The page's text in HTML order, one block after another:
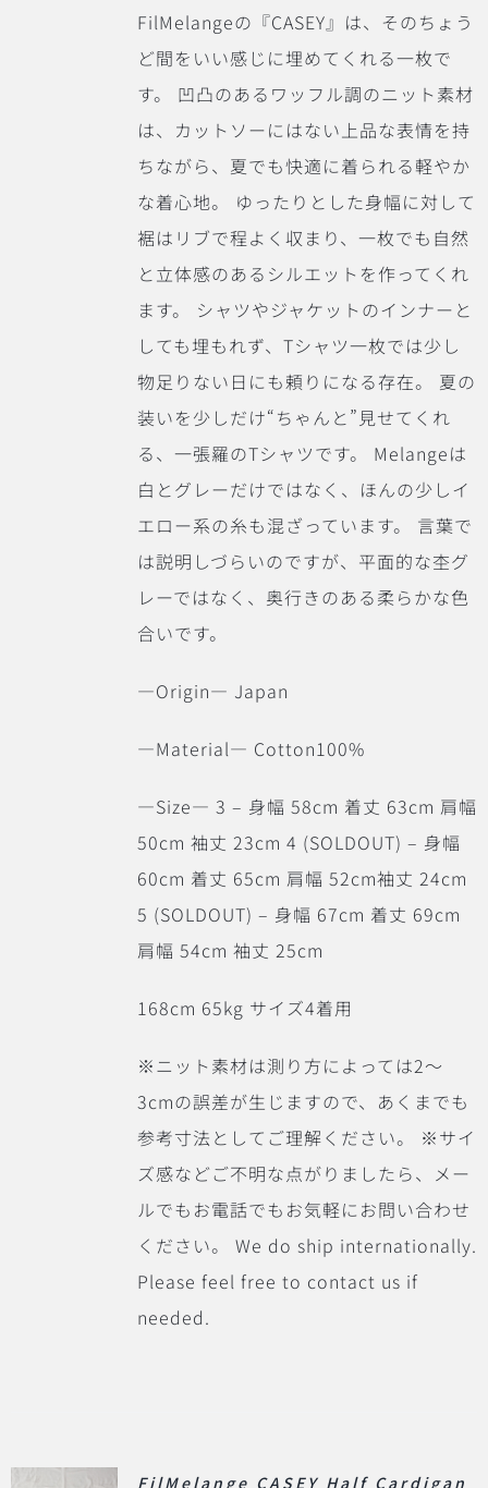
FilMelangeの『CASEY』は、そのちょう
ど間をいい感じに埋めてくれる一枚で
す。 凹凸のあるワッフル調のニット素材
は、カットソーにはない上品な表情を持
ちながら、夏でも快適に着られる軽やか
な着心地。
ゆったりとした身幅に対して
裾はリブで程よく収まり、一枚でも自然
と立体感のあるシルエットを作ってくれ
ます。
シャツやジャケットのインナーと
しても埋もれず、Tシャツ一枚では少し
物足りない日にも頼りになる存在。 夏の
装いを少しだけ“ちゃんと”見せてくれ
る、一張羅のTシャツです。 Melangeは
白とグレーだけではなく、ほんの少しイ
エロー系の糸も混ざっています。 言葉で
は説明しづらいのですが、平面的な杢グ
レーではなく、奥行きのある柔らかな色
合いです。
―Origin― Japan
―Material― Cotton100%
―Size― 3 – 身幅 58cm 着丈 63cm 肩幅
50cm 袖丈 23cm 4 (SOLDOUT) – 身幅
60cm 着丈 65cm 肩幅 52cm袖丈 24cm
5 (SOLDOUT) – 身幅 67cm 着丈 69cm
肩幅 54cm 袖丈 25cm
168cm 65kg サイズ4着用
※ニット素材は測り方によっては2〜
3cmの誤差が生じますので、あくまでも
参考寸法としてご理解ください。 ※サイ
ズ感などご不明な点がりましたら、メー
ルでもお電話でもお気軽にお問い合わせ
ください。 We do ship internationally.
Please feel free to contact us if
needed.
FilMelange CASEY Half Cardigan